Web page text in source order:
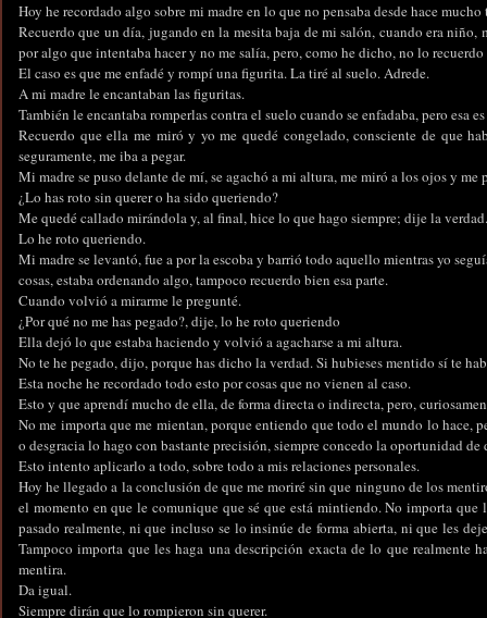
Hoy he recordado algo sobre mi madre en lo que no pensaba desde hace
Recuerdo que un día, jugando en la mesita baja de mi salón, cuando era niño,
por algo que intentaba hacer y no me salía, pero, como he dicho, no lo
El caso es que me enfadé y rompí una figurita. La tiré al suelo. Adrede.
A mi madre le encantaban las figuritas.
También le encantaba romperlas contra el suelo cuando se enfadaba, pero esa
Recuerdo que ella me miró y yo me quedé congelado, consciente de que
seguramente, me iba a pegar.
Mi madre se puso delante de mí, se agachó a mi altura, me miró a los ojos y me
¿Lo has roto sin querer o ha sido queriendo?
Me quedé callado mirándola y, al final, hice lo que hago siempre; dije la verdad.
Lo he roto queriendo.
Mi madre se levantó, fue a por la escoba y barrió todo aquello mientras yo
cosas, estaba ordenando algo, tampoco recuerdo bien esa parte.
Cuando volvió a mirarme le pregunté.
¿Por qué no me has pegado?, dije, lo he roto queriendo
Ella dejó lo que estaba haciendo y volvió a agacharse a mi altura.
No te he pegado, dijo, porque has dicho la verdad. Si hubieses mentido sí te
Esta noche he recordado todo esto por cosas que no vienen al caso.
Esto y que aprendí mucho de ella, de forma directa o indirecta, pero,
No me importa que me mientan, porque entiendo que todo el mundo lo hace,
o desgracia lo hago con bastante precisión, siempre concedo la oportunidad
Esto intento aplicarlo a todo, sobre todo a mis relaciones personales.
Hoy he llegado a la conclusión de que me moriré sin que ninguno de los
el momento en que le comunique que sé que está mintiendo. No importa
pasado realmente, ni que incluso se lo insinúe de forma abierta, ni que les
Tampoco importa que les haga una descripción exacta de lo que realmente
mentira.
Da igual.
Siempre dirán que lo rompieron sin querer.